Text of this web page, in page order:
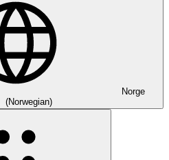
Norge
(Norwegian)